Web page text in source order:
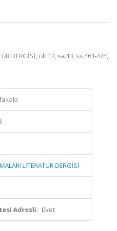
DERGİSİ, cilt.17, sa.13, ss.461-474,
LİTERATÜR DERGİSİ
Adresli: Evet